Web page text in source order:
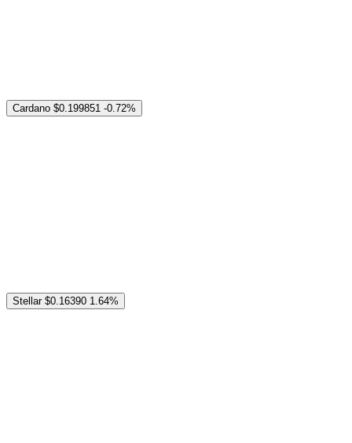
Cardano $0.199851 -0.72%
Stellar $0.16390 1.64%